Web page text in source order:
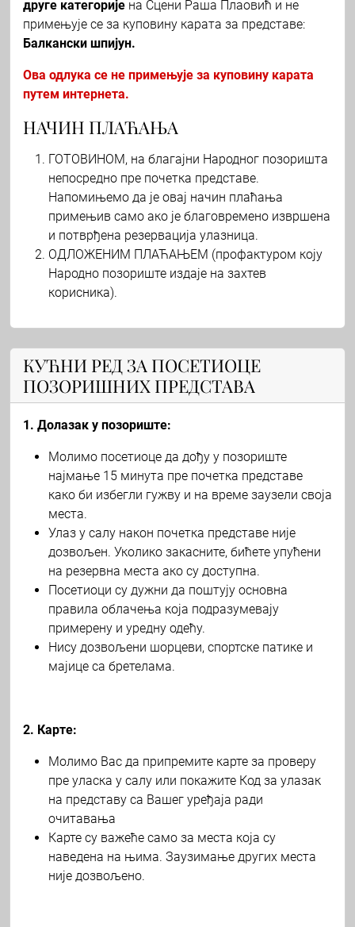
друге категорије на Сцени Раша Плаовић и не
примењује се за куповину карата за представе:
Балкански шпијун.
Ова одлука се не примењује за куповину карата
путем интернета.
НАЧИН ПЛАЋАЊА
ГОТОВИНОМ, на благајни Народног позоришта
непосредно пре почетка представе.
Напомињемо да је овај начин плаћања
примењив само ако је благовремено извршена
и потврђена резервација улазница.
ОДЛОЖЕНИМ ПЛАЋАЊЕМ (профактуром коју
Народно позориште издаје на захтев
корисника).
КУЋНИ РЕД ЗА ПОСЕТИОЦЕ
ПОЗОРИШНИХ ПРЕДСТАВА
1. Долазак у позориште:
Молимо посетиоце да дођу у позориште
најмање 15 минута пре почетка представе
како би избегли гужву и на време заузели своја
места.
Улаз у салу након почетка представе није
дозвољен. Уколико закасните, бићете упућени
на резервна места ако су доступна.
Посетиоци су дужни да поштују основна
правила облачења која подразумевају
примерену и уредну одећу.
Нису дозвољени шорцеви, спортске патике и
мајице са бретелама.
2. Карте:
Молимо Вас да припремите карте за проверу
пре уласка у салу или покажите Код за улазак
на представу са Вашег уређаја ради
очитавања
Карте су важеће само за места која су
наведена на њима. Заузимање других места
није дозвољено.